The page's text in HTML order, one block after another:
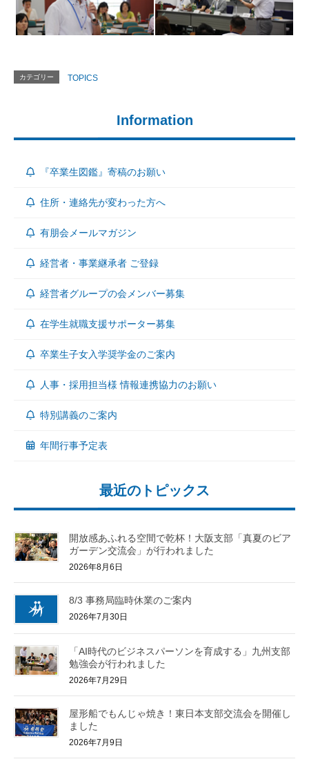
カテゴリー TOPICS
Information
『卒業生図鑑』寄稿のお願い
住所・連絡先が変わった方へ
有朋会メールマガジン
経営者・事業継承者 ご登録
経営者グループの会メンバー募集
在学生就職支援サポーター募集
卒業生子女入学奨学金のご案内
人事・採用担当様 情報連携協力のお願い
特別講義のご案内
年間行事予定表
最近のトピックス
開放感あふれる空間で乾杯！大阪支部「真夏のビア
ガーデン交流会」が行われました
2026年8月6日
8/3 事務局臨時休業のご案内
2026年7月30日
「AI時代のビジネスパーソンを育成する」九州支部
勉強会が行われました
2026年7月29日
屋形船でもんじゃ焼き！東日本支部交流会を開催し
ました
2026年7月9日